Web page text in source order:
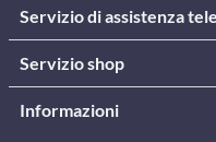
Servizio di assistenza
Servizio shop
Informazioni